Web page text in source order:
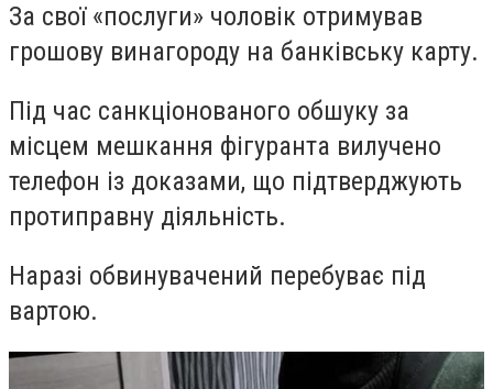
За свої «послуги» чоловік отримував
грошову винагороду на банківську карту.
Під час санкціонованого обшуку за
місцем мешкання фігуранта вилучено
телефон із доказами, що підтверджують
протиправну діяльність.
Наразі обвинувачений перебуває під
вартою.